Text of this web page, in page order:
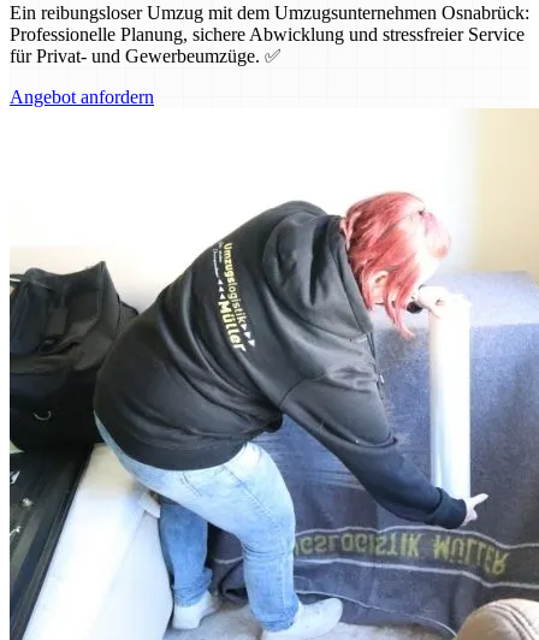
Ein reibungsloser Umzug mit dem Umzugsunternehmen Osnabrück:
Professionelle Planung, sichere Abwicklung und stressfreier Service
für Privat- und Gewerbeumzüge. ✅
Angebot anfordern